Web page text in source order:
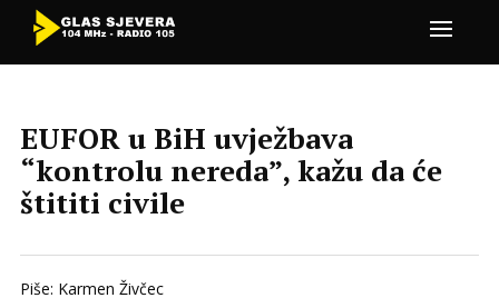
EUFOR u BiH uvježbava
“kontrolu nereda”, kažu da će
štititi civile
Piše: Karmen Živčec